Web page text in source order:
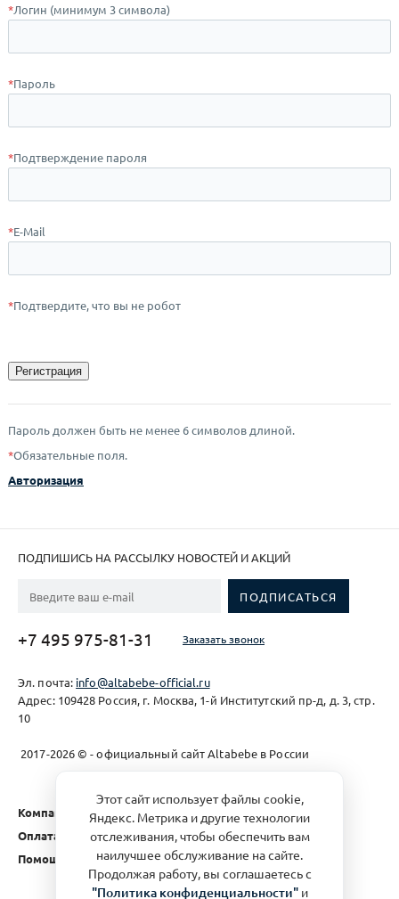
*Логин (минимум 3 символа)
*Пароль
*Подтверждение пароля
*E-Mail
*Подтвердите, что вы не робот
Пароль должен быть не менее 6 символов длиной.
*Обязательные поля.
Авторизация
ПОДПИШИСЬ НА РАССЫЛКУ НОВОСТЕЙ И АКЦИЙ
+7 495 975-81-31 Заказать звонок
Эл. почта: info@altabebe-official.ru
Адрес: 109428 Россия, г. Москва, 1-й Институтский пр-д, д. 3, стр.
10
2017-2026 © - официальный сайт Altabebe в России
Компания
Оплата и доставка
Помощь
Этот сайт использует файлы cookie,
Яндекс. Метрика и другие технологии
отслеживания, чтобы обеспечить вам
наилучшее обслуживание на сайте.
Продолжая работу, вы соглашаетесь с
"Политика конфиденциальности"и